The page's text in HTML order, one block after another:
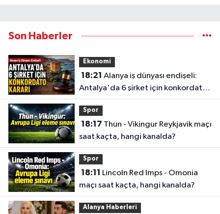
Son Haberler
Ekonomi
18:21
Antalya'da 6 şirket için konkordato
kararı
Spor
18:17
saat kaçta, hangi kanalda?
Spor
18:11
maçı saat kaçta, hangi kanalda?
Alanya Haberleri